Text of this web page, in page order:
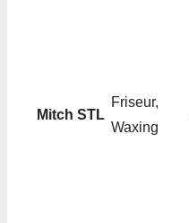
Mitch STL
Friseur,
Waxing